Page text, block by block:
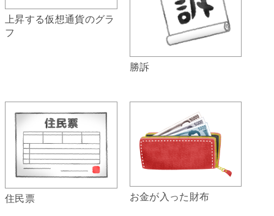
上昇する仮想通貨のグラ
フ
勝訴
住民票 お金が入った財布